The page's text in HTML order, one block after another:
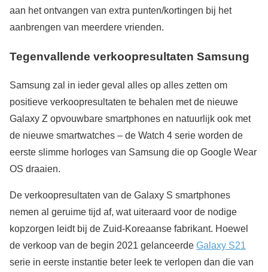
aan het ontvangen van extra punten/kortingen bij het
aanbrengen van meerdere vrienden.
Tegenvallende verkoopresultaten Samsung
Samsung zal in ieder geval alles op alles zetten om
positieve verkoopresultaten te behalen met de nieuwe
Galaxy Z opvouwbare smartphones en natuurlijk ook met
de nieuwe smartwatches – de Watch 4 serie worden de
eerste slimme horloges van Samsung die op Google Wear
OS draaien.
De verkoopresultaten van de Galaxy S smartphones
nemen al geruime tijd af, wat uiteraard voor de nodige
kopzorgen leidt bij de Zuid-Koreaanse fabrikant. Hoewel
de verkoop van de begin 2021 gelanceerde Galaxy S21
serie in eerste instantie beter leek te verlopen dan die van